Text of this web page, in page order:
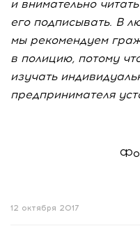
и внимательно
его подписывать. В
мы рекомендуем
в полицию, потому
изучать
предпринимателя
12 октября 2017